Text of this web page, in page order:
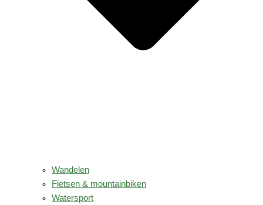
Wandelen
Fietsen & mountainbiken
Watersport